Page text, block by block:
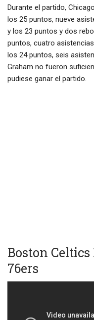
Durante el partido,
los 25 puntos, nueve
y los 23 puntos y dos
puntos, cuatro
los 24 puntos, seis
Graham no fueron
pudiese ganar el partido.
Boston Celtics
76ers